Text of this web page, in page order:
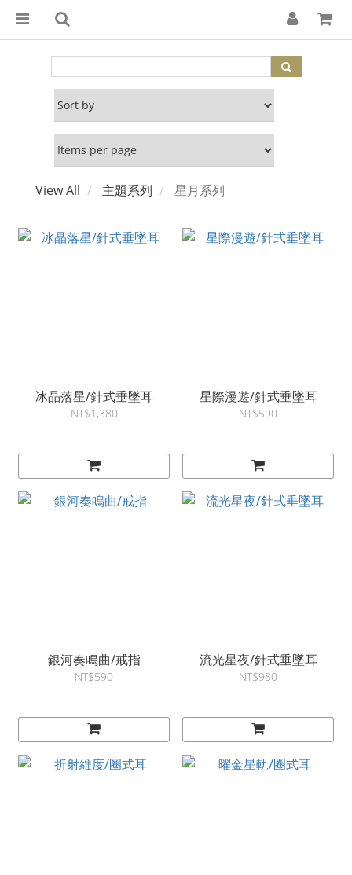
View All 主題系列 星月系列
冰晶落星/針式垂墜耳
NT$1,380
星際漫遊/針式垂墜耳
NT$590
銀河奏鳴曲/戒指
NT$590
流光星夜/針式垂墜耳
NT$980